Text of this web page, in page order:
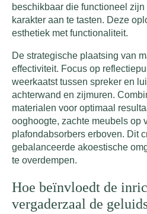
beschikbaar die functioneel
karakter aan te tasten. Deze
esthetiek met functionaliteit.
De strategische plaatsing van
effectiviteit. Focus op
weerkaatst tussen spreker en
achterwand en zijmuren.
materialen voor optimaal
ooghoogte, zachte meubels op
plafondabsorbers erboven. Dit
gebalanceerde akoestische
te overdempen.
Hoe beïnvloedt de
vergaderzaal de